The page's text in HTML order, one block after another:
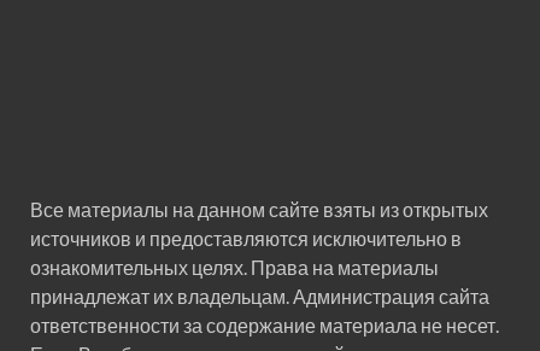
Все материалы на данном сайте взяты из открытых
источников и предоставляются исключительно в
ознакомительных целях. Права на материалы
принадлежат их владельцам. Администрация сайта
ответственности за содержание материала не несет.